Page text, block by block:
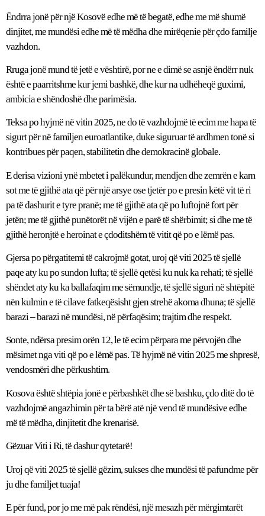
Ëndrra jonë për një Kosovë edhe më të begatë, edhe me më shumë
dinjitet, me mundësi edhe më të mëdha dhe mirëqenie për çdo familje
vazhdon.
Rruga jonë mund të jetë e vështirë, por ne e dimë se asnjë ëndërr nuk
është e paarritshme kur jemi bashkë, dhe kur na udhëheqë guximi,
ambicia e shëndoshë dhe parimësia.
Teksa po hyjmë në vitin 2025, ne do të vazhdojmë të ecim me hapa të
sigurt për në familjen euroatlantike, duke siguruar të ardhmen tonë si
kontribues për paqen, stabilitetin dhe demokracinë globale.
E derisa vizioni ynë mbetet i palëkundur, mendjen dhe zemrën e kam
sot me të gjithë ata që për një arsye ose tjetër po e presin këtë vit të ri
pa të dashurit e tyre pranë; me të gjithë ata që po luftojnë fort për
jetën; me të gjithë punëtorët në vijën e parë të shërbimit; si dhe me të
gjithë heronjtë e heroinat e çdoditshëm të vitit që po e lëmë pas.
Gjersa po përgatitemi të cakrojmë gotat, uroj që viti 2025 të sjellë
paqe aty ku po sundon lufta; të sjellë qetësi ku nuk ka rehati; të sjellë
shëndet aty ku ka ballafaqim me sëmundje, të sjellë siguri në shtëpitë
nën kulmin e të cilave fatkeqësisht gjen strehë akoma dhuna; të sjellë
barazi – barazi në mundësi, në përfaqësim; trajtim dhe respekt.
Sonte, ndërsa presim orën 12, le të ecim përpara me përvojën dhe
mësimet nga viti që po e lëmë pas. Të hyjmë në vitin 2025 me shpresë,
vendosmëri dhe përkushtim.
Kosova është shtëpia jonë e përbashkët dhe së bashku, çdo ditë do të
vazhdojmë angazhimin për ta bërë atë një vend të mundësive edhe
më të mëdha, dinjitetit dhe krenarisë.
Gëzuar Viti i Ri, të dashur qytetarë!
Uroj që viti 2025 të sjellë gëzim, sukses dhe mundësi të pafundme për
ju dhe familjet tuaja!
E për fund, por jo me më pak rëndësi, një mesazh për mërgimtarët